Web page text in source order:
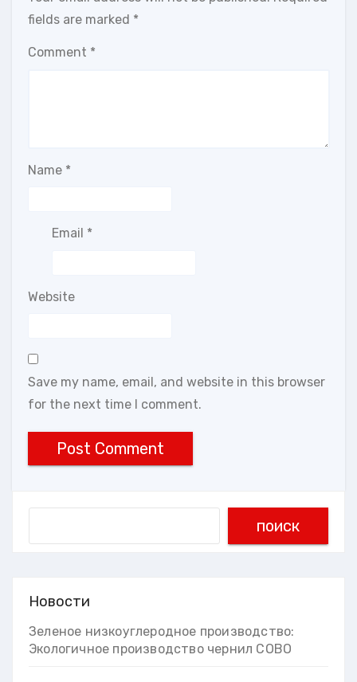
fields are marked *
Comment *
Name *
Email *
Website
Save my name, email, and website in this browser
for the next time I comment.
поиск
Новости
Зеленое низкоуглеродное производство:
Экологичное производство чернил COBO